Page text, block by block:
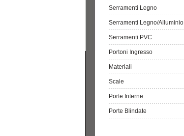
Serramenti Legno
Serramenti Legno/Alluminio
Serramenti PVC
Portoni Ingresso
Materiali
Scale
Porte Interne
Porte Blindate